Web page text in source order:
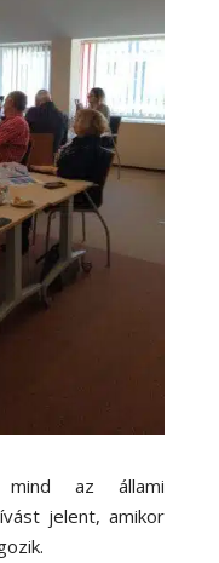
mind az állami
jelent, amikor